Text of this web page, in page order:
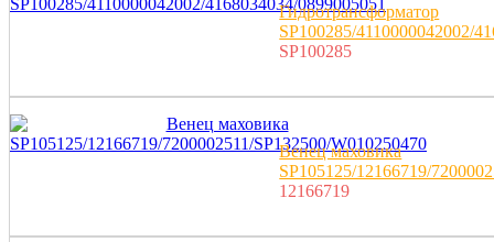
Гидротрансформатор
SP100285/4110000042002/
SP100285
Венец маховика
SP105125/12166719/
12166719